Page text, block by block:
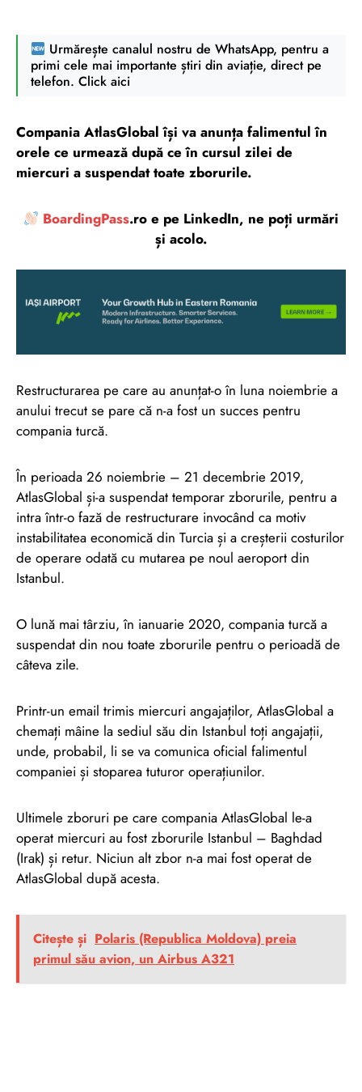
Urmărește canalul nostru de WhatsApp, pentru a
primi cele mai importante știri din aviație, direct pe
telefon. Click aici
Compania AtlasGlobal își va anunța falimentul în
orele ce urmează după ce în cursul zilei de
miercuri a suspendat toate zborurile.
BoardingPass.ro e pe LinkedIn, ne poți urmări
și acolo.
Restructurarea pe care au anunțat-o în luna noiembrie a
anului trecut se pare că n-a fost un succes pentru
compania turcă.
În perioada 26 noiembrie – 21 decembrie 2019,
AtlasGlobal și-a suspendat temporar zborurile, pentru a
intra într-o fază de restructurare invocând ca motiv
instabilitatea economică din Turcia și a creșterii costurilor
de operare odată cu mutarea pe noul aeroport din
Istanbul.
O lună mai târziu, în ianuarie 2020, compania turcă a
suspendat din nou toate zborurile pentru o perioadă de
câteva zile.
Printr-un email trimis miercuri angajaților, AtlasGlobal a
chemați mâine la sediul său din Istanbul toți angajații,
unde, probabil, li se va comunica oficial falimentul
companiei și stoparea tuturor operațiunilor.
Ultimele zboruri pe care compania AtlasGlobal le-a
operat miercuri au fost zborurile Istanbul – Baghdad
(Irak) și retur. Niciun alt zbor n-a mai fost operat de
AtlasGlobal după acesta.
Citește și Polaris (Republica Moldova) preia
primul său avion, un Airbus A321